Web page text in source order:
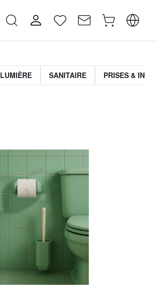
LUMIÈRE SANITAIRE PRISES &